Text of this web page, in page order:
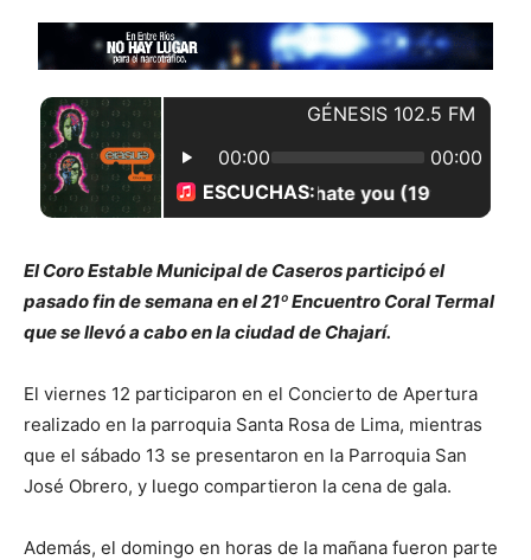
El Coro Estable Municipal de Caseros participó el
pasado fin de semana en el 21º Encuentro Coral Termal
que se llevó a cabo en la ciudad de Chajarí.
El viernes 12 participaron en el Concierto de Apertura
realizado en la parroquia Santa Rosa de Lima, mientras
que el sábado 13 se presentaron en la Parroquia San
José Obrero, y luego compartieron la cena de gala.
Además, el domingo en horas de la mañana fueron parte